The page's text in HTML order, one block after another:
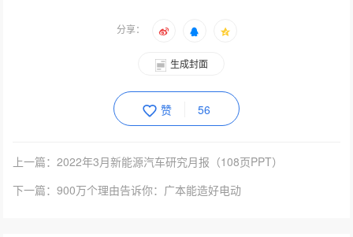
分享：
生成封面
赞 56
上一篇：2022年3月新能源汽车研究月报（108页PPT）
下一篇：900万个理由告诉你：广本能造好电动